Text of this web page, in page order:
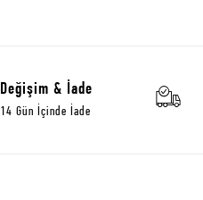
Değişim & İade
14 Gün İçinde İade